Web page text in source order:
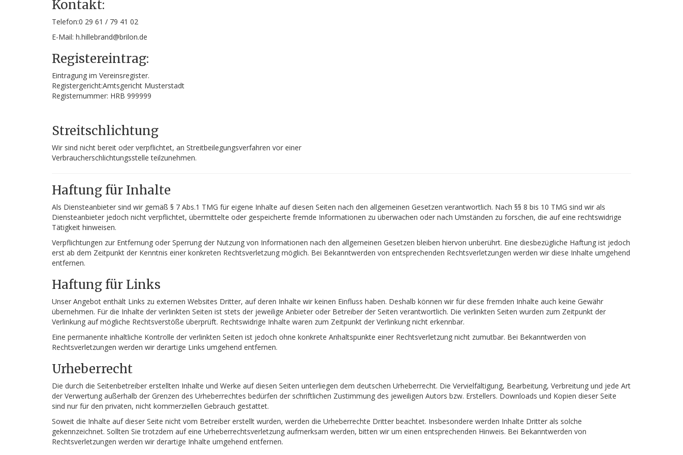
Kontakt:
Telefon:0 29 61 / 79 41 02
E-Mail: h.hillebrand@brilon.de
Registereintrag:
Eintragung im Vereinsregister.
Registergericht:Amtsgericht Musterstadt
Registernummer: HRB 999999
Streitschlichtung
Wir sind nicht bereit oder verpflichtet, an Streitbeilegungsverfahren vor einer
Verbraucherschlichtungsstelle teilzunehmen.
Haftung für Inhalte
Als Diensteanbieter sind wir gemäß § 7 Abs.1 TMG für eigene Inhalte auf diesen Seiten nach den allgemeinen Gesetzen verantwortlich. Nach §§ 8 bis 10 TMG sind wir als
Diensteanbieter jedoch nicht verpflichtet, übermittelte oder gespeicherte fremde Informationen zu überwachen oder nach Umständen zu forschen, die auf eine rechtswidrige
Tätigkeit hinweisen.
Verpflichtungen zur Entfernung oder Sperrung der Nutzung von Informationen nach den allgemeinen Gesetzen bleiben hiervon unberührt. Eine diesbezügliche Haftung ist jedoch
erst ab dem Zeitpunkt der Kenntnis einer konkreten Rechtsverletzung möglich. Bei Bekanntwerden von entsprechenden Rechtsverletzungen werden wir diese Inhalte umgehend
entfernen.
Haftung für Links
Unser Angebot enthält Links zu externen Websites Dritter, auf deren Inhalte wir keinen Einfluss haben. Deshalb können wir für diese fremden Inhalte auch keine Gewähr
übernehmen. Für die Inhalte der verlinkten Seiten ist stets der jeweilige Anbieter oder Betreiber der Seiten verantwortlich. Die verlinkten Seiten wurden zum Zeitpunkt der
Verlinkung auf mögliche Rechtsverstöße überprüft. Rechtswidrige Inhalte waren zum Zeitpunkt der Verlinkung nicht erkennbar.
Eine permanente inhaltliche Kontrolle der verlinkten Seiten ist jedoch ohne konkrete Anhaltspunkte einer Rechtsverletzung nicht zumutbar. Bei Bekanntwerden von
Rechtsverletzungen werden wir derartige Links umgehend entfernen.
Urheberrecht
Die durch die Seitenbetreiber erstellten Inhalte und Werke auf diesen Seiten unterliegen dem deutschen Urheberrecht. Die Vervielfältigung, Bearbeitung, Verbreitung und jede Art
der Verwertung außerhalb der Grenzen des Urheberrechtes bedürfen der schriftlichen Zustimmung des jeweiligen Autors bzw. Erstellers. Downloads und Kopien dieser Seite
sind nur für den privaten, nicht kommerziellen Gebrauch gestattet.
Soweit die Inhalte auf dieser Seite nicht vom Betreiber erstellt wurden, werden die Urheberrechte Dritter beachtet. Insbesondere werden Inhalte Dritter als solche
gekennzeichnet. Sollten Sie trotzdem auf eine Urheberrechtsverletzung aufmerksam werden, bitten wir um einen entsprechenden Hinweis. Bei Bekanntwerden von
Rechtsverletzungen werden wir derartige Inhalte umgehend entfernen.